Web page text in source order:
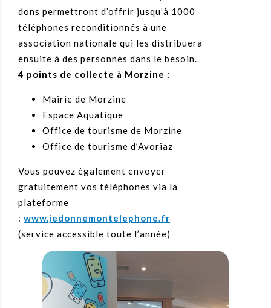
dons permettront d’offrir jusqu’à 1000
téléphones reconditionnés à une
association nationale qui les distribuera
ensuite à des personnes dans le besoin.
4 points de collecte à Morzine :
Mairie de Morzine
Espace Aquatique
Office de tourisme de Morzine
Office de tourisme d’Avoriaz
Vous pouvez également envoyer
gratuitement vos téléphones via la
plateforme
: www.jedonnemontelephone.fr
(service accessible toute l’année)